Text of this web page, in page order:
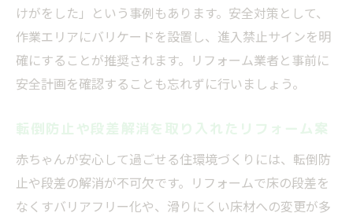
けがをした」という事例もあります。安全対策として、
作業エリアにバリケードを設置し、進入禁止サインを明
確にすることが推奨されます。リフォーム業者と事前に
安全計画を確認することも忘れずに行いましょう。
転倒防止や段差解消を取り入れたリフォーム案
赤ちゃんが安心して過ごせる住環境づくりには、転倒防
止や段差の解消が不可欠です。リフォームで床の段差を
なくすバリアフリー化や、滑りにくい床材への変更が多